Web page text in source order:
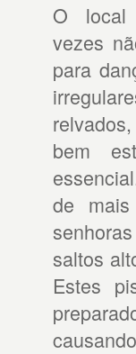
O local
vezes
para
bem
de
saltos
Estes